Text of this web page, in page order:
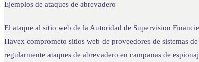
Ejemplos de ataques de abrevadero
El ataque al sitio web de la Autoridad de Supervision
Havex comprometo sitios web de proveedores de sistemas
regularmente ataques de abrevadero en campanas de